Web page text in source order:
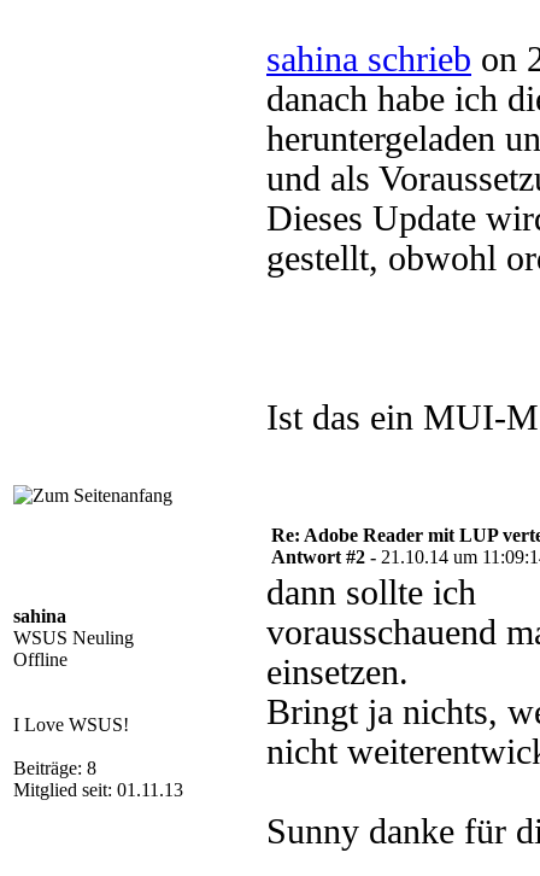
sahina schrieb on
danach habe ich
heruntergeladen
und als
Dieses Update
gestellt, obwohl
Ist das ein MUI-
sahina
WSUS Neuling
Offline
I Love WSUS!
Beiträge: 8
Mitglied seit: 01.11.13
Re: Adobe Reader mit LUP
Antwort #2 - 21.10.14 um
dann sollte ich
vorausschauend
einsetzen.
Bringt ja nichts,
nicht
Sunny danke für